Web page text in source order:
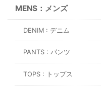
MENS：メンズ
DENIM : デニム
PANTS : パンツ
TOPS : トップス